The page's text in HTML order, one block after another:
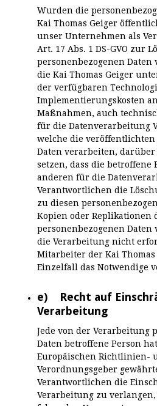
Wurden die
Kai Thomas Geiger
unser Unternehmen als
Art. 17 Abs. 1 DS-GVO zur
personenbezogenen
die Kai Thomas Geiger
der verfügbaren
Implementierungskosten
Maßnahmen, auch
für die Datenverarbeitung
welche die veröffentlichten
Daten verarbeiten,
setzen, dass die betroffene
anderen für die
Verantwortlichen die
zu diesen
Kopien oder Replikationen
personenbezogenen Daten
die Verarbeitung nicht
Mitarbeiter der Kai
Einzelfall das Notwendige
e) Recht auf
Verarbeitung
Jede von der Verarbeitung
Daten betroffene Person
Europäischen Richtlinien-
Verordnungsgeber
Verantwortlichen die
Verarbeitung zu